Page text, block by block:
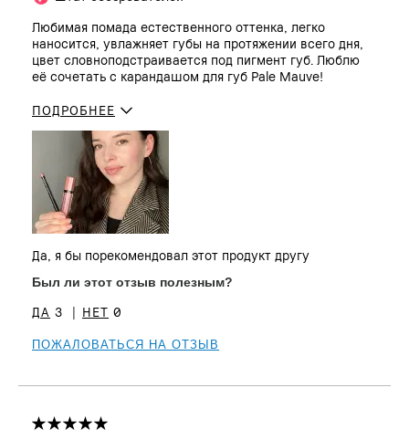
Любимая помада естественного оттенка, легко
наносится, увлажняет губы на протяжении всего дня,
цвет словноподстраивается под пигмент губ. Люблю
её сочетать с карандашом для губ Pale Mauve!
ПОДРОБНЕЕ
Сколько вам
25 - 34
Тип кожи
Очень сухая
Тон кожи
Очень светлый до Светлый
Проблема(ы)
Акне, Неровный тон
Преимущества
Естественное покрытие,
Естественное сияние, Прост в
Да, я бы порекомендовал этот продукт другу
Был ли этот отзыв полезным?
3 0
ПОЖАЛОВАТЬСЯ НА ОТЗЫВ